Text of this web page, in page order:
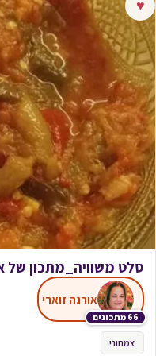
♥
סלט משוויה_מתכון של
66 מתכונים
אורנה זוארי
צמחוני